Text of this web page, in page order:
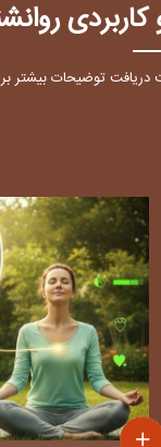
توضیحات بیشتر